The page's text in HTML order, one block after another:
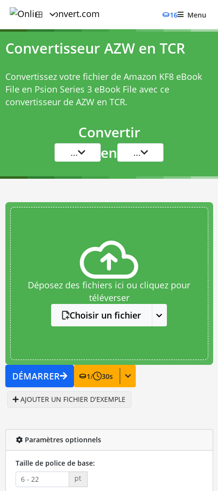
16 Menu
Convertisseur AZW en TCR
Convertissez votre fichier de Amazon KF8 eBook
File en Psion Series 3 eBook File avec ce
convertisseur de AZW en TCR.
Convertir
... en ...
Déposez des fichiers ici ou cliquez pour
téléverser
Choisir un fichier
DÉMARRER 1/ 30s
AJOUTER UN FICHIER D'EXEMPLE
Paramètres optionnels
Taille de police de base:
pt